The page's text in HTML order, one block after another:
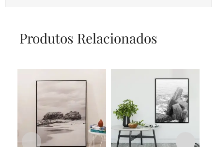
Produtos Relacionados